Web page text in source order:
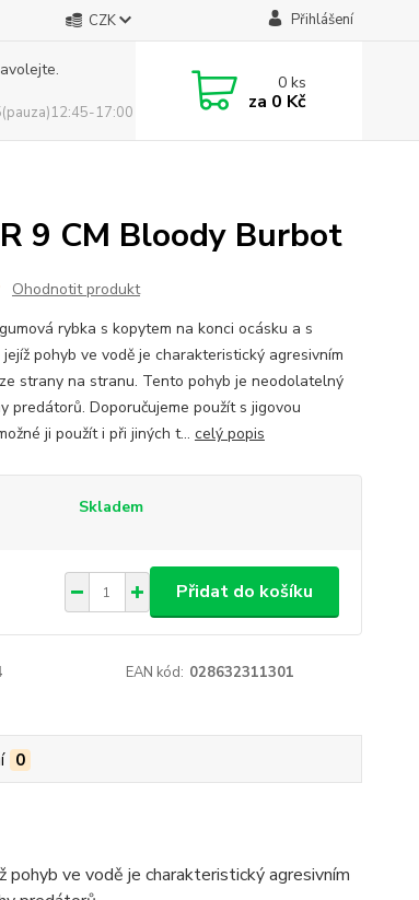
CZK Přihlášení
17:00
0ks
za 0 Kč
9 CM Bloody Burbot
Ohodnotit produkt
rybka s kopytem na konci ocásku a s
pohyb ve vodě je charakteristický agresivním
strany na stranu. Tento pohyb je neodolatelný
predátorů. Doporučujeme použít s jigovou
ji použít i při jiných t... celý popis
Skladem
Přidat do košíku
EAN kód: 028632311301
0
ve vodě je charakteristický agresivním